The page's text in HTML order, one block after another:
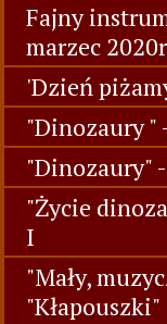
Fajny
marzec
'Dzień
"Dinozaury "
"Dinozaury"
"Życie
I
"Mały,
"Kłapouszki"